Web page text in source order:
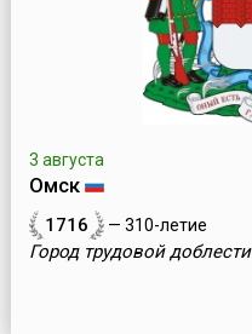
3 августа
Омск
1716 — 310-летие
Город трудовой доблести